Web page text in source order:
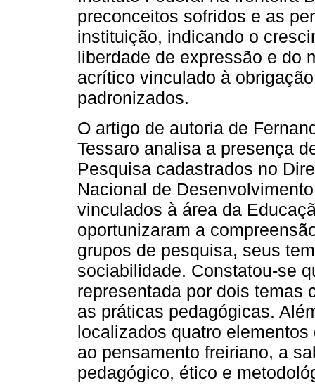
preconceitos sofridos e as
instituição, indicando o
liberdade de expressão e do
acrítico vinculado à
padronizados.
O artigo de autoria de
Tessaro analisa a presença
Pesquisa cadastrados no
Nacional de
vinculados à área da
oportunizaram a
grupos de pesquisa, seus
sociabilidade. Constatou-se
representada por dois temas
as práticas pedagógicas.
localizados quatro
ao pensamento freiriano, a
pedagógico, ético e